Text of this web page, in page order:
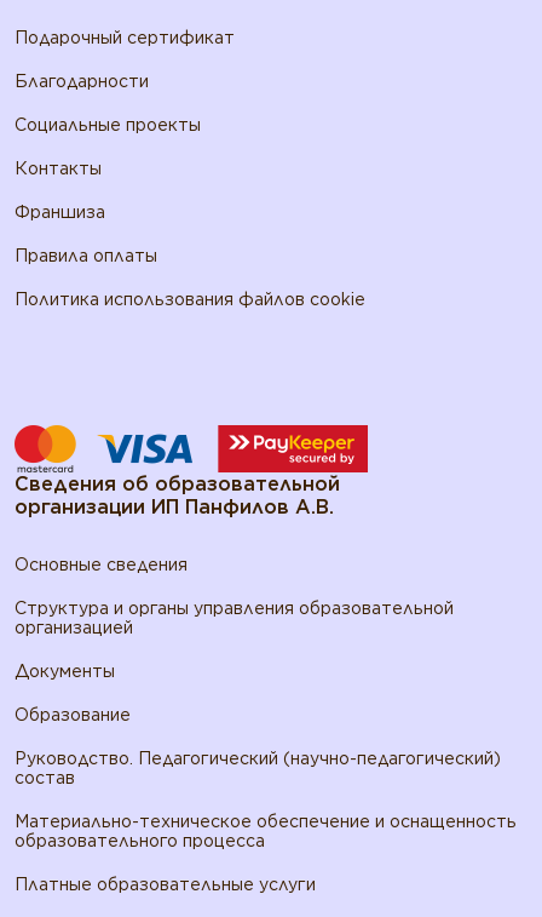
Подарочный сертификат
Благодарности
Социальные проекты
Контакты
Франшиза
Правила оплаты
Политика использования файлов cookie
Сведения об образовательной
организации ИП Панфилов А.В.
Основные сведения
Структура и органы управления образовательной
организацией
Документы
Образование
Руководство. Педагогический (научно-педагогический)
состав
Материально-техническое обеспечение и оснащенность
образовательного процесса
Платные образовательные услуги